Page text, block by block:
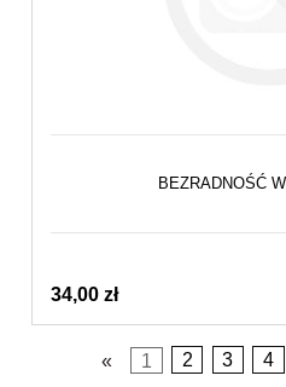
BEZRADNOŚĆ
34,00 zł
« 1 2 3 4